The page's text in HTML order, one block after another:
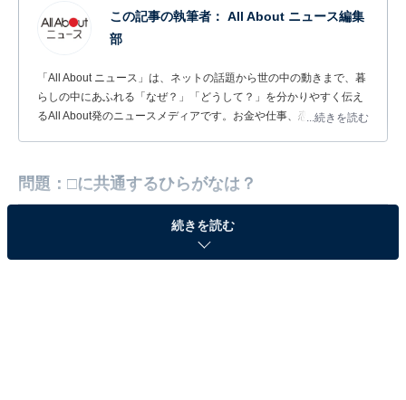
この記事の執筆者： All About ニュース編集
部
「All About ニュース」は、ネットの話題から世の中の動きまで、暮
らしの中にあふれる「なぜ？」「どうして？」を分かりやすく伝え
るAll About発のニュースメディアです。お金や仕事、恋愛、ITに関
...続きを読む
問題：□に共通するひらがなは？
続きを読む